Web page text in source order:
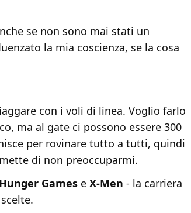
se non sono mai stati un
la mia coscienza, se la cosa
con i voli di linea. Voglio farlo
ma al gate ci possono essere 300
per rovinare tutto a tutti, quindi
di non preoccuparmi.
Hunger Games e X-Men - la carriera